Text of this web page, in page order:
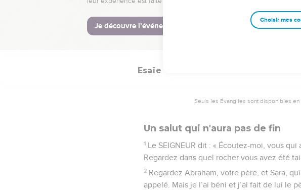
souffrances.
© Société biblique française – Bibli’O, 2000, avec
Esaïe
Seuls les Évangiles sont disponibles en
Un salut qui n'aura pas de fin
1 Le SEIGNEUR dit : « Écoutez-moi, vous
Regardez dans quel rocher vous avez été
2 Regardez Abraham, votre père, et Sara,
appelé. Mais je l’ai béni et j’ai fait de lui le
Choisir mes